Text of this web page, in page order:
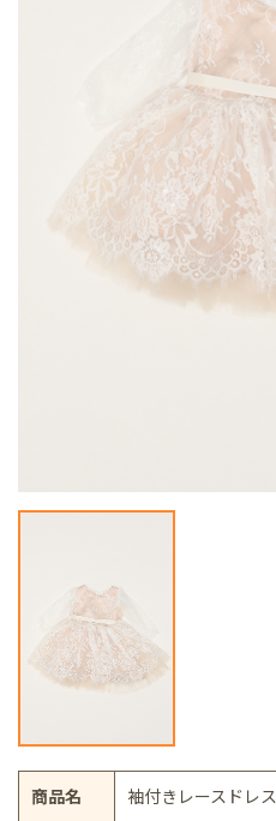
商品名 袖付きレースドレス